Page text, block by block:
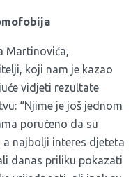
Martinovića,
koji nam je kazao
vidjeti rezultate
“Njime je još jednom
poručeno da su
najbolji interes djeteta
danas priliku pokazati